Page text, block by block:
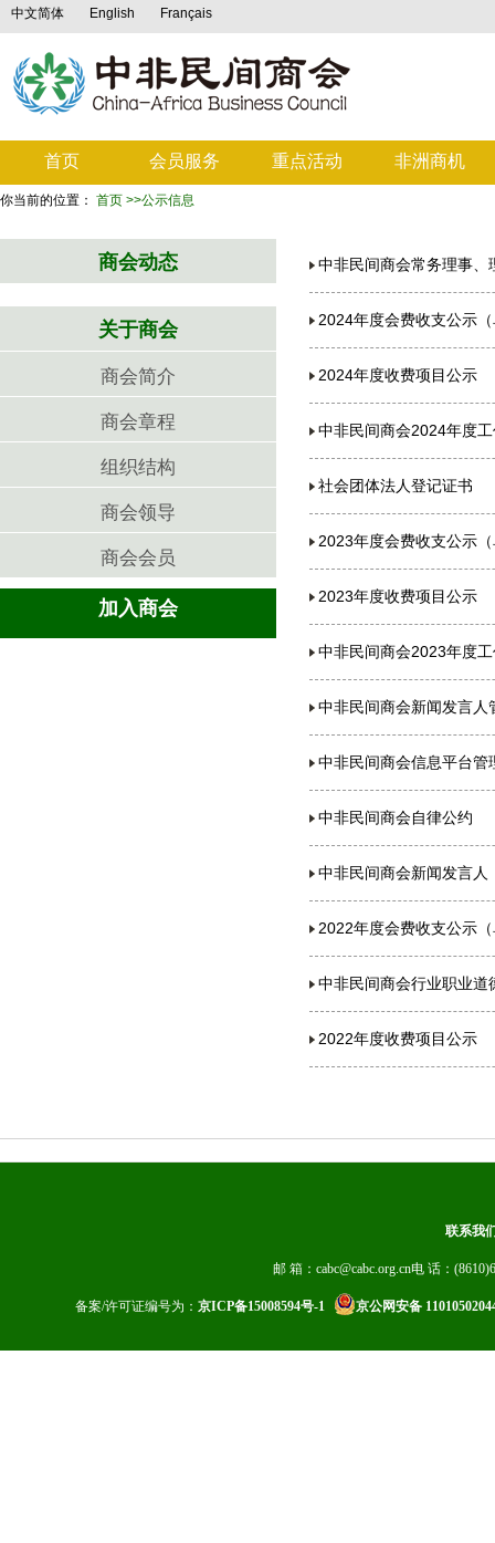
中文简体 English Français
首页 会员服务 重点活动 非洲商机
你当前的位置： 首页 >>公示信息
商会动态
关于商会
商会简介
商会章程
组织结构
商会领导
商会会员
加入商会
中非民间商会常务理事、
2024年度会费收支公示
2024年度收费项目公示
中非民间商会2024年度
社会团体法人登记证书
2023年度会费收支公示
2023年度收费项目公示
中非民间商会2023年度
中非民间商会新闻发言人
中非民间商会信息平台管
中非民间商会自律公约
中非民间商会新闻发言人
2022年度会费收支公示
中非民间商会行业职业道
2022年度收费项目公示
联系我
邮 箱：cabc@cabc.org.cn电 话：
备案/许可证编号为： 京ICP备15008594号-1 京公网安备